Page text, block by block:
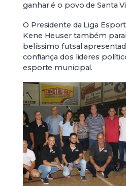
ganhar é o povo de Santa
O Presidente da Liga
Kene Heuser também
belíssimo futsal
confiança dos lideres
esporte municipal.